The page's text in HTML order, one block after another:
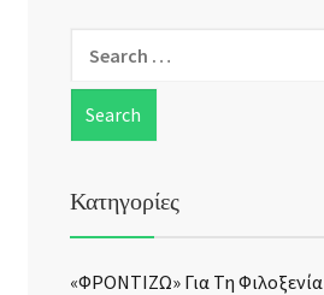
Κατηγορίες
«ΦΡΟΝΤΙΖΩ» Για Τη Φιλοξενία